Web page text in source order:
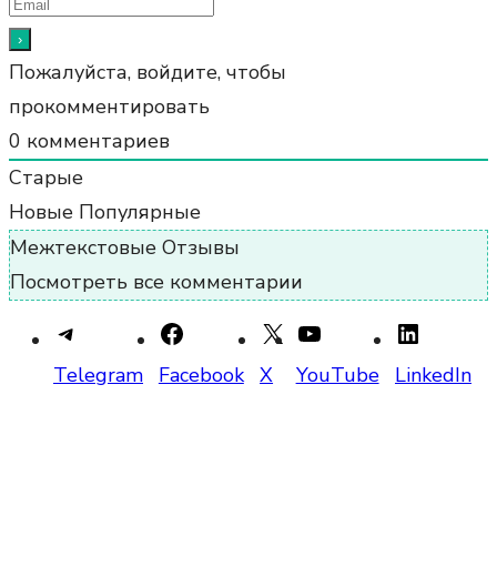
Пожалуйста, войдите, чтобы
прокомментировать
0 комментариев
Старые
Новые Популярные
Межтекстовые Отзывы
Посмотреть все комментарии
Telegram Facebook X YouTube LinkedIn